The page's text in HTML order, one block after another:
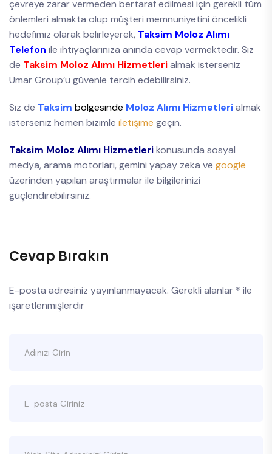
çevreye zarar vermeden bertaraf edilmesi için gerekli tüm
önlemleri almakta olup müşteri memnuniyetini öncelikli
hedefimiz olarak belirleyerek, Taksim Moloz Alımı
Telefon ile ihtiyaçlarınıza anında cevap vermektedir. Siz
de Taksim Moloz Alımı Hizmetlerialmak isterseniz
Umar Group’u güvenle tercih edebilirsiniz.
Siz de Taksim bölgesinde Moloz Alımı Hizmetlerialmak
isterseniz hemen bizimle iletişime geçin.
Taksim Moloz Alımı Hizmetlerikonusunda sosyal
medya, arama motorları, gemini yapay zeka ve google
üzerinden yapılan araştırmalar ile bilgilerinizi
güçlendirebilirsiniz.
Cevap Bırakın
E-posta adresiniz yayınlanmayacak. Gerekli alanlar * ile
işaretlenmişlerdir